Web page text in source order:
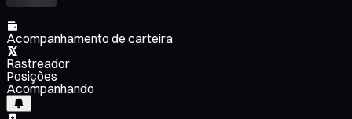
Acompanhamento de carteira
Rastreador
Posições
Acompanhando